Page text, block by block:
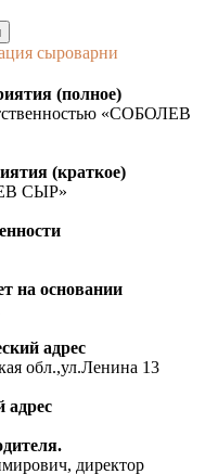
сыроварни
(полное)
«СОБОЛЕВ
(краткое)
СЫР»
на основании
адрес
обл.,ул.Ленина 13
адрес
директор